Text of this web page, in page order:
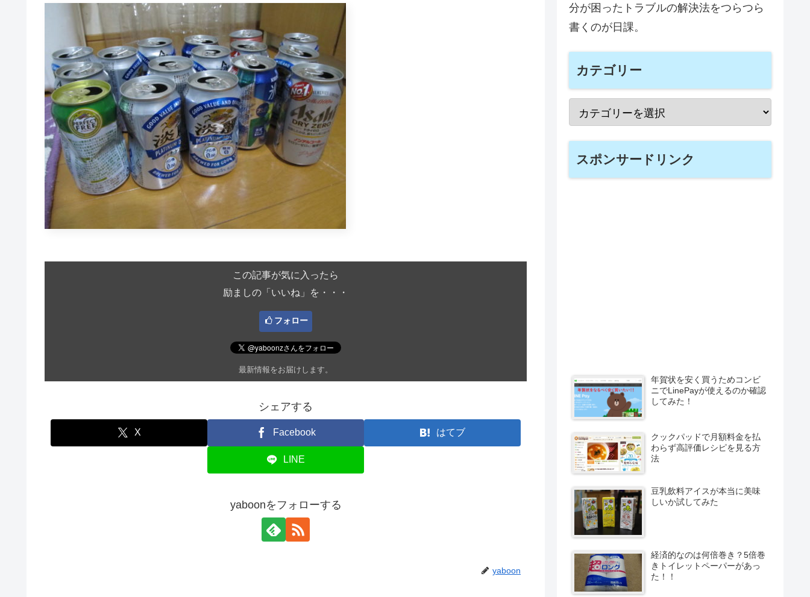
この記事が気に入ったら
励ましの「いいね」を・・・
フォロー
最新情報をお届けします。
シェアする
X Facebook はてブ
LINE
yaboonをフォローする
yaboon
分が困ったトラブルの解決法をつらつら
書くのが日課。
カテゴリー
スポンサードリンク
年賀状を安く買うためコンビ
ニでLinePayが使えるのか確認
してみた！
クックパッドで月額料金を払
わらず高評価レシピを見る方
法
豆乳飲料アイスが本当に美味
しいか試してみた
経済的なのは何倍巻き？5倍巻
きトイレットペーパーがあっ
た！！